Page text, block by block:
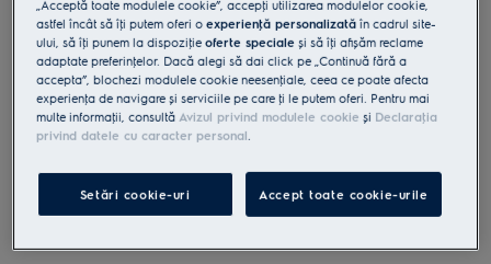
Filtru Carbon OdourClean
0 (0)
Beneficii
Filtrul cu cărbune OdourClean Standard – filtrare eficientă.
Filtrare eficientă cu OdourClean Standard Carbon Filter.
„Acceptă toate modulele cookie”, accepţi utilizarea modulelor cookie,
astfel încât să îţi putem oferi oexperienţă personalizată în cadrul site-
ului, să îţi punem la dispoziţieoferte speciale și să îţi afișăm reclame
adaptate preferinţelor. Dacă alegi să dai click pe „Continuă fără a
accepta”, blochezi modulele cookie neesenţiale, ceea ce poate afecta
experienţa de navigare și serviciile pe care ţi le putem oferi. Pentru mai
multe informaţii, consultă Avizul privind modulele cookie și Declaraţia
privind datele cu caracter personal.
Setări cookie-uri Accept toate cookie-urile